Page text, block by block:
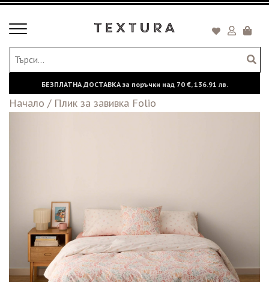
Toggle
БЕЗПЛАТНА ДОСТАВКА за поръчки над 70 €,136.91 лв.
Начало / Плик за завивка Folio